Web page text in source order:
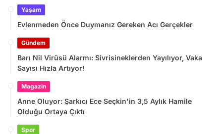
Yaşam
Evlenmeden Önce Duymanız Gereken Acı Gerçekler
Gündem
Barı Nil Virüsü Alarmı: Sivrisineklerden Yayılıyor, Vaka
Sayısı Hızla Artıyor!
Magazin
Anne Oluyor: Şarkıcı Ece Seçkin'in 3,5 Aylık Hamile
Olduğu Ortaya Çıktı
Spor